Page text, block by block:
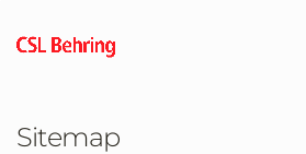
Hauptinhalt
springen
Sitemap